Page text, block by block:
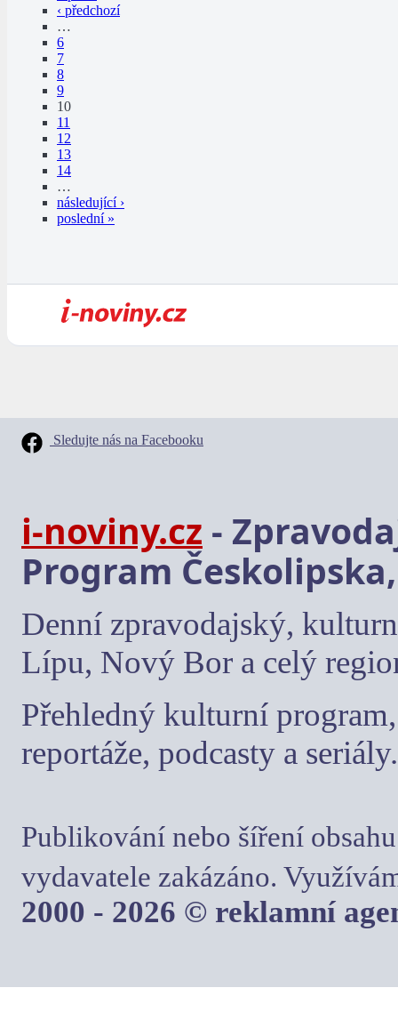
‹ předchozí
…
6
7
8
9
10
11
12
13
14
…
následující ›
poslední »
Sledujte nás na Facebooku
i-noviny.cz -
Program
Denní zpravodajský,
Lípu, Nový Bor a celý
Přehledný kulturní
reportáže, podcasty a seriály.
Publikování nebo šíření
vydavatele zakázáno.
2000 - 2026 © reklamní